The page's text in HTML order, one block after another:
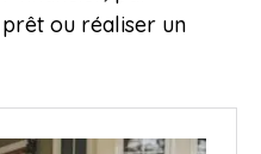
ou réaliser un